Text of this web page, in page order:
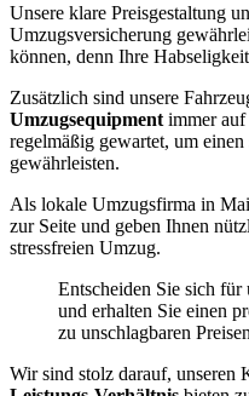
Unsere klare Preisgestaltung
Umzugsversicherung
können, denn Ihre
Zusätzlich sind unsere
Umzugsequipment immer auf
regelmäßig gewartet, um
gewährleisten.
Als lokale Umzugsfirma in
zur Seite und geben Ihnen
stressfreien Umzug.
Entscheiden Sie sich
und erhalten Sie einen
zu unschlagbaren
Wir sind stolz darauf, unseren